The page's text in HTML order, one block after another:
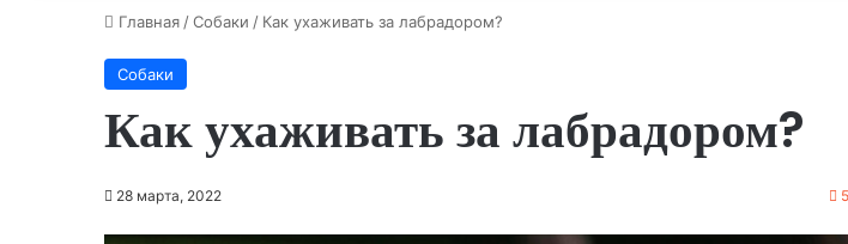
Главная /Собаки / Как ухаживать за лабрадором?
Собаки
Как ухаживать за лабрадором?
28 марта, 2022